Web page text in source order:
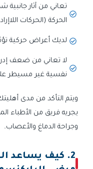
تعاني من آثار
الحركة (الحركات
لديك أعراض حركية
لا تعاني من ضعف
نفسية غير مسيطر
ويتم التأكد من مدى
يجريه فريق من
وجراحة الدماغ والأعصاب.
2. كيف يساعد